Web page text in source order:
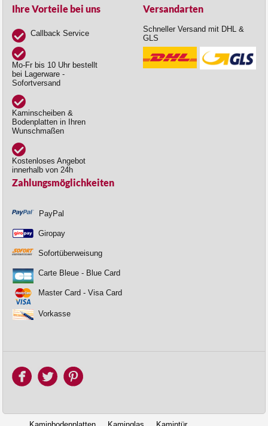
Ihre Vorteile bei uns
Callback Service
Mo-Fr bis 10 Uhr bestellt
bei Lagerware -
Sofortversand
Kaminscheiben &
Bodenplatten in Ihren
Wunschmaßen
Kostenloses Angebot
innerhalb von 24h
Versandarten
Schneller Versand mit DHL &
GLS
Zahlungsmöglichkeiten
PayPal
Giropay
Sofortüberweisung
Carte Bleue - Blue Card
Master Card - Visa Card
Vorkasse